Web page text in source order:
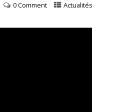
0 Comment Actualités